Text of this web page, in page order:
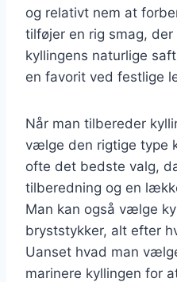
og relativt nem at
tilføjer en rig smag,
kyllingens naturlige
en favorit ved festlige
Når man tilbereder
vælge den rigtige type
ofte det bedste valg,
tilberedning og en
Man kan også vælge
bryststykker, alt efter
Uanset hvad man
marinere kyllingen for